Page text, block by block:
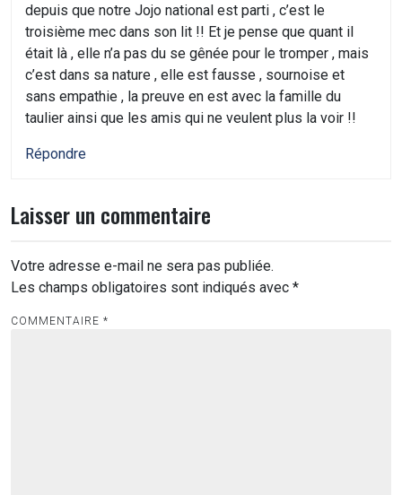
depuis que notre Jojo national est parti , c’est le
troisième mec dans son lit !! Et je pense que quant il
était là , elle n’a pas du se gênée pour le tromper , mais
c’est dans sa nature , elle est fausse , sournoise et
sans empathie , la preuve en est avec la famille du
taulier ainsi que les amis qui ne veulent plus la voir !!
Répondre
Laisser un commentaire
Votre adresse e-mail ne sera pas publiée.
Les champs obligatoires sont indiqués avec *
COMMENTAIRE *